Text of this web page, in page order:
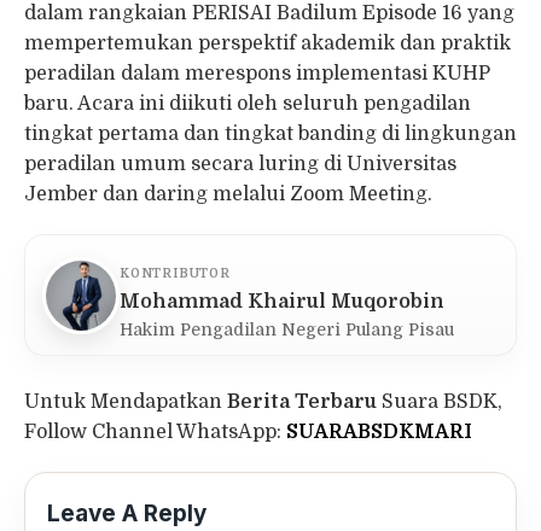
dalam rangkaian PERISAI Badilum Episode 16 yang
mempertemukan perspektif akademik dan praktik
peradilan dalam merespons implementasi KUHP
baru. Acara ini diikuti oleh seluruh pengadilan
tingkat pertama dan tingkat banding di lingkungan
peradilan umum secara luring di Universitas
Jember dan daring melalui Zoom Meeting.
KONTRIBUTOR
Mohammad Khairul Muqorobin
Hakim Pengadilan Negeri Pulang Pisau
Untuk Mendapatkan Berita Terbaru Suara BSDK,
Follow Channel WhatsApp: SUARABSDKMARI
Leave A Reply